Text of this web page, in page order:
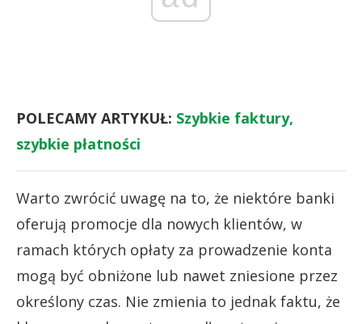
POLECAMY ARTYKUŁ: Szybkie faktury,
szybkie płatności
Warto zwrócić uwagę na to, że niektóre banki
oferują promocje dla nowych klientów, w
ramach których opłaty za prowadzenie konta
mogą być obniżone lub nawet zniesione przez
określony czas. Nie zmienia to jednak faktu, że